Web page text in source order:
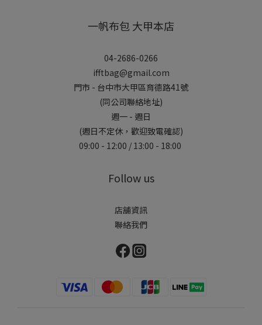
一帆布包 大甲本店
04-2686-0266
ifftbag@gmail.com
門市 - 台中市大甲區育德路41號
(同公司聯絡地址)
週一 - 週日
(週日不定休，歡迎致電確認)
09:00 - 12:00 / 13:00 - 18:00
Follow us
店舖資訊
聯絡我們